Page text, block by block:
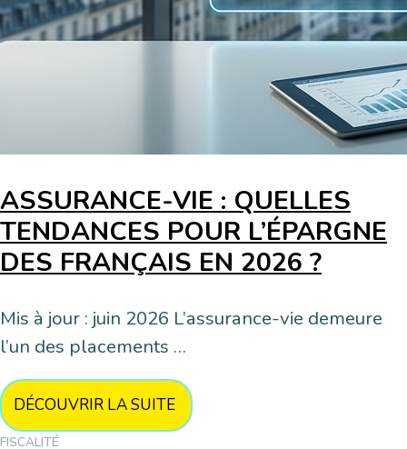
ASSURANCE-VIE : QUELLES
TENDANCES POUR L’ÉPARGNE
DES FRANÇAIS EN 2026 ?
Mis à jour : juin 2026 L’assurance-vie demeure
l’un des placements …
DÉCOUVRIR LA SUITE
FISCALITÉ